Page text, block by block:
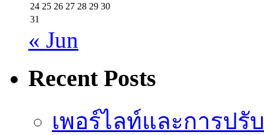
24 25 26 27 28 29 30
31
« Jun
Recent Posts
เพอร์ไลท์และการป